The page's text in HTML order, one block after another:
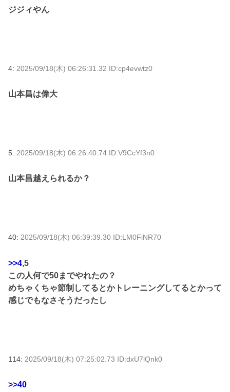
ジジィやん
4: 2025/09/18(木) 06:26:31.32 ID:cp4evwtz0
山本昌は偉大
5: 2025/09/18(木) 06:26:40.74 ID:V9CcYf3n0
山本昌越えられるか？
40: 2025/09/18(木) 06:39:39.30 ID:LM0FiNR70
>>4,5
この人何で50までやれたの？
めちゃくちゃ節制してるとかトレーニングしてるとかって
感じでもなさそうだったし
114: 2025/09/18(木) 07:25:02.73 ID:dxU7lQnk0
>>40